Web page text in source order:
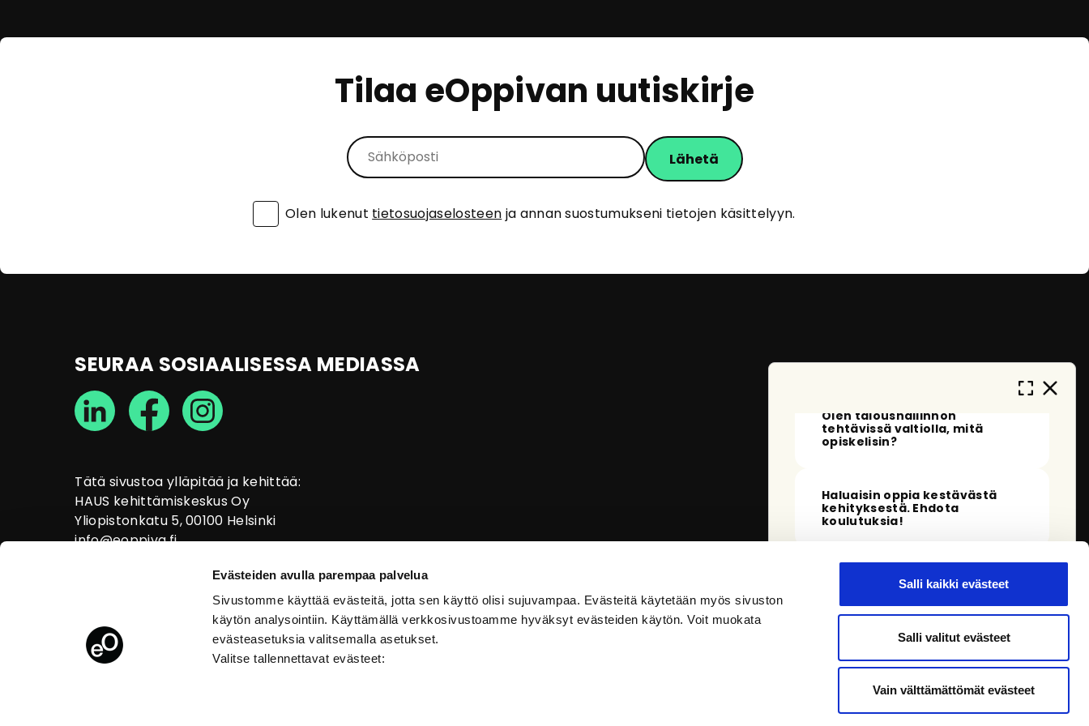
Evästeiden avulla parempaa palvelua
Sivustomme käyttää evästeitä, jotta sen käyttö olisi sujuvampaa. Evästeitä käytetään myös sivuston
käytön analysointiin. Käyttämällä verkkosivustoamme hyväksyt evästeiden käytön. Voit muokata
evästeasetuksia valitsemalla asetukset.
Valitse tallennettavat evästeet:
Salli kaikki evästeet
Salli valitut evästeet
Vain välttämättömät evästeet
Tilaa eOppivan uutiskirje
Olen lukenut tietosuojaselosteen ja annan suostumukseni tietojen käsittelyyn.
SEURAA SOSIAALISESSA MEDIASSA
Tätä sivustoa ylläpitää ja kehittää:
HAUS kehittämiskeskus Oy
Yliopistonkatu 5, 00100 Helsinki
info@eoppiva.fi
Mitä voin kysyä sinulta?
Olen taloushallinnon
tehtävissä valtiolla, mitä
opiskelisin?
Haluaisin oppia kestävästä
kehityksestä. Ehdota
koulutuksia!
Huomasin, että et ole kirjautunut
palveluun. Kun kirjaudut sisään, pystyn
vastauksia.